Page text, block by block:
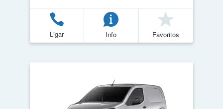
Ligar Info Favoritos